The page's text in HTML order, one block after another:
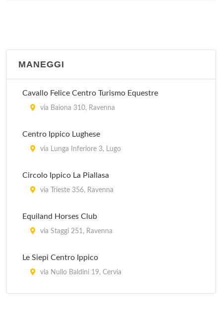
MANEGGI
Cavallo Felice Centro Turismo Equestre
via Baiona 310, Ravenna
Centro Ippico Lughese
via Lunga Inferiore 3, Lugo
Circolo Ippico La Piallasa
via Trieste 356, Ravenna
Equiland Horses Club
via Staggi 251, Ravenna
Le Siepi Centro Ippico
via Nullo Baldini 19, Cervia